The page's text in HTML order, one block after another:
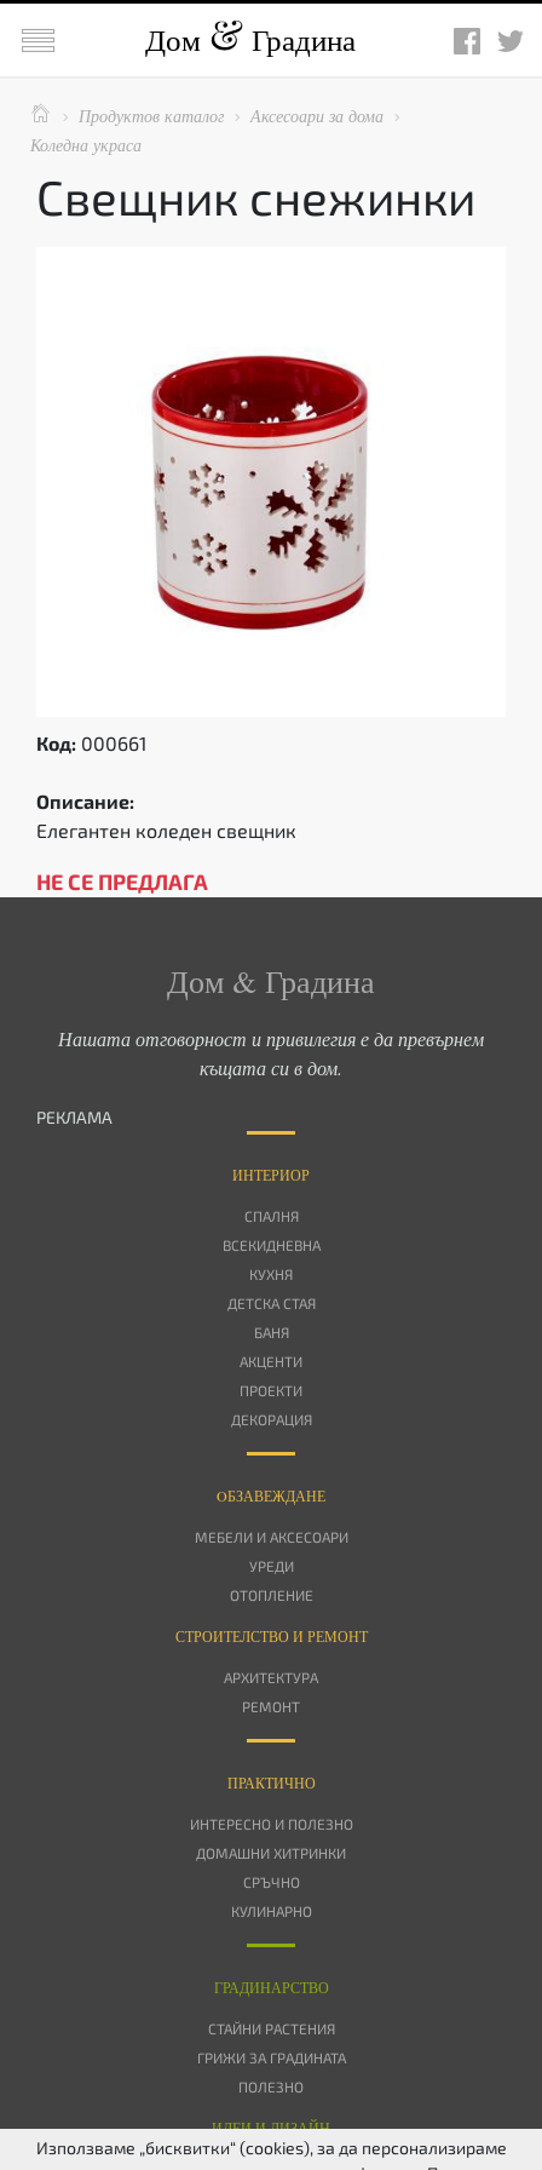
 Дом Градина
  Продуктов каталог  Аксесоари за дома 
Коледна украса
Свещник снежинки
Код: 000661
Описание:
Елегантен коледен свещник
НЕ СЕ ПРЕДЛАГА
Дом & Градина
Нашата отговорност и привилегия е да превърнем
къщата си в дом.
РЕКЛАМА
ИНТЕРИОР
СПАЛНЯ
ВСЕКИДНЕВНА
КУХНЯ
ДЕТСКА СТАЯ
БАНЯ
АКЦЕНТИ
ПРОЕКТИ
ДЕКОРАЦИЯ
OБЗАВЕЖДАНЕ
МЕБЕЛИ И АКСЕСОАРИ
УРЕДИ
ОТОПЛЕНИЕ
СТРОИТЕЛСТВО И РЕМОНТ
АРХИТЕКТУРА
РЕМОНТ
ПРАКТИЧНО
ИНТЕРЕСНО И ПОЛЕЗНО
ДОМАШНИ ХИТРИНКИ
СРЪЧНО
КУЛИНАРНО
ГРАДИНАРСТВО
СТАЙНИ РАСТЕНИЯ
ГРИЖИ ЗА ГРАДИНАТА
ПОЛЕЗНО
ИДЕИ И ДИЗАЙН
Използваме „бисквитки“ (cookies), за да персонализираме